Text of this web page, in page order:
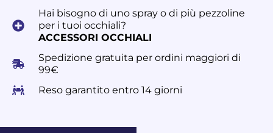
Hai bisogno di uno spray o di più pezzoline
per i tuoi occhiali?
ACCESSORI OCCHIALI
Spedizione gratuita per ordini maggiori di
99€
Reso garantito entro 14 giorni